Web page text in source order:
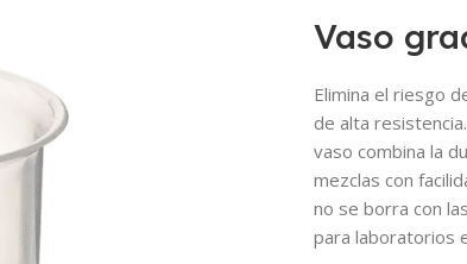
Vaso
Elimina el riesgo
de alta
vaso combina la
mezclas con
no se borra con
para laboratorios